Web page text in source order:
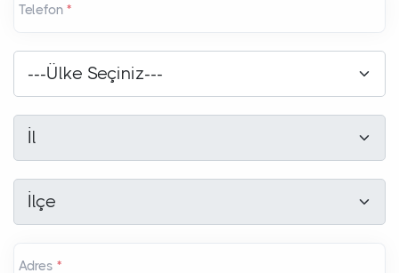
Telefon *
---Ülke Seçiniz---
İl
*
İlçe
İlçe
Adres *